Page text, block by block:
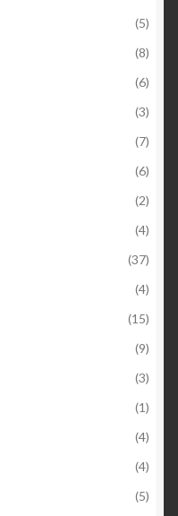
(5)
(8)
(6)
(3)
(7)
(6)
(2)
(4)
(37)
(4)
(15)
(9)
(3)
(1)
(4)
(4)
(5)